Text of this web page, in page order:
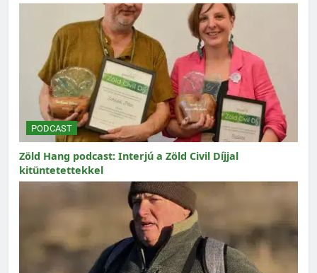
PODCAST
Zöld Hang podcast: Interjú a Zöld Civil Díjjal
kitüntetettekkel